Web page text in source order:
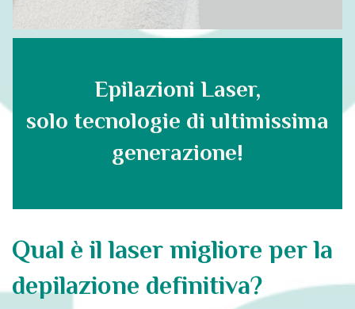
Epilazioni Laser,
solo tecnologie di ultimissima
generazione!
Qual è il laser migliore per la
depilazione definitiva?